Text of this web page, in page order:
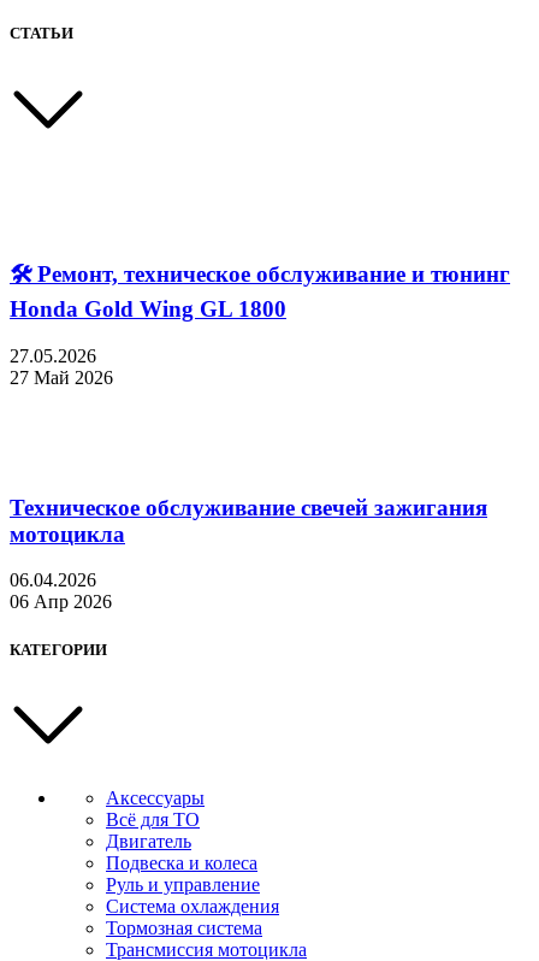
СТАТЬИ
🛠 Ремонт, техническое обслуживание и тюнинг
Honda Gold Wing GL 1800
27.05.2026
27 Май 2026
Техническое обслуживание свечей зажигания
мотоцикла
06.04.2026
06 Апр 2026
КАТЕГОРИИ
Аксессуары
Всё для ТО
Двигатель
Подвеска и колеса
Руль и управление
Система охлаждения
Тормозная система
Трансмиссия мотоцикла